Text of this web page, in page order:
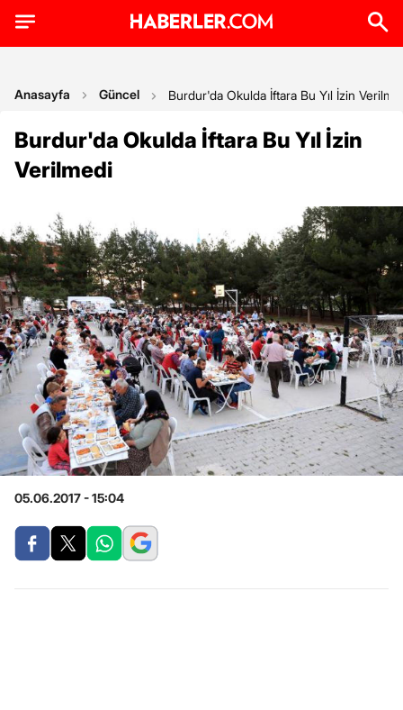
Anasayfa Güncel Burdur'da Okulda İftara Bu Yıl İzin
Burdur'da Okulda İftara Bu Yıl İzin
Verilmedi
05.06.2017 - 15:04